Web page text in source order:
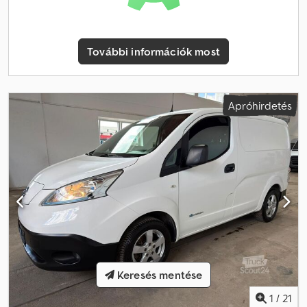
További információk most
Apróhirdetés
1 / 21
Keresés mentése